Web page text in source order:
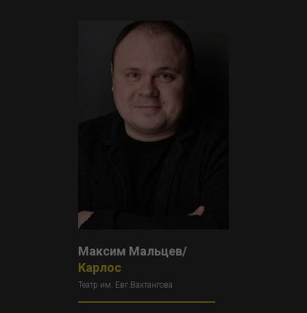
Максим Мальцев/
Карлос
Театр им. Евг.Вахтангова